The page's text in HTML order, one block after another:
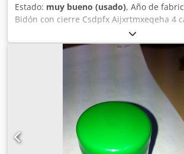
Estado: muy bueno (usado), Año de
Bidón con cierre Csdpfx Aijxrtmxeqeha 4
molde Canal caliente Disponibles dos